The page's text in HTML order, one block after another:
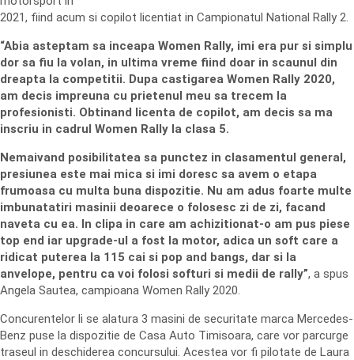
2021, fiind acum si copilot licentiat in Campionatul National Rally 2.
“Abia asteptam sa inceapa Women Rally, imi era pur si simplu
dor sa fiu la volan, in ultima vreme fiind doar in scaunul din
dreapta la competitii. Dupa castigarea Women Rally 2020,
am decis impreuna cu prietenul meu sa trecem la
profesionisti. Obtinand licenta de copilot, am decis sa ma
inscriu in cadrul Women Rally la clasa 5.
Nemaivand posibilitatea sa punctez in clasamentul general,
presiunea este mai mica si imi doresc sa avem o etapa
frumoasa cu multa buna dispozitie. Nu am adus foarte multe
imbunatatiri masinii deoarece o folosesc zi de zi, facand
naveta cu ea. In clipa in care am achizitionat-o am pus piese
top end iar upgrade-ul a fost la motor, adica un soft care a
ridicat puterea la 115 cai si pop and bangs, dar si la
anvelope, pentru ca voi folosi softuri si medii de rally”, a spus
Angela Sautea, campioana Women Rally 2020.
Concurentelor li se alatura 3 masini de securitate marca Mercedes-
Benz puse la dispozitie de Casa Auto Timisoara, care vor parcurge
traseul in deschiderea concursului. Acestea vor fi pilotate de Laura